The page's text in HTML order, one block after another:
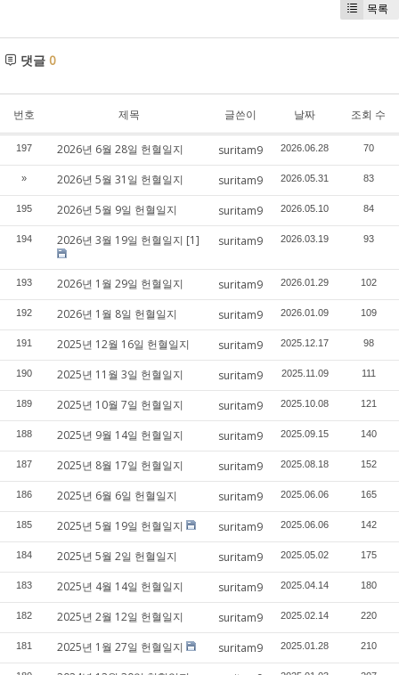
목록
댓글 0
번호 제목 글쓴이 날짜 조회 수
197 2026년 6월 28일 헌혈일지 suritam9 2026.06.28 70
» 2026년 5월 31일 헌혈일지 suritam9 2026.05.31 83
195 2026년 5월 9일 헌혈일지 suritam9 2026.05.10 84
194 2026년 3월 19일 헌혈일지 [1] suritam9 2026.03.19 93
193 2026년 1월 29일 헌혈일지 suritam9 2026.01.29 102
192 2026년 1월 8일 헌혈일지 suritam9 2026.01.09 109
191 2025년 12월 16일 헌혈일지 suritam9 2025.12.17 98
190 2025년 11월 3일 헌혈일지 suritam9 2025.11.09 111
189 2025년 10월 7일 헌혈일지 suritam9 2025.10.08 121
188 2025년 9월 14일 헌혈일지 suritam9 2025.09.15 140
187 2025년 8월 17일 헌혈일지 suritam9 2025.08.18 152
186 2025년 6월 6일 헌혈일지 suritam9 2025.06.06 165
185 2025년 5월 19일 헌혈일지 suritam9 2025.06.06 142
184 2025년 5월 2일 헌혈일지 suritam9 2025.05.02 175
183 2025년 4월 14일 헌혈일지 suritam9 2025.04.14 180
182 2025년 2월 12일 헌혈일지 suritam9 2025.02.14 220
181 2025년 1월 27일 헌혈일지 suritam9 2025.01.28 210